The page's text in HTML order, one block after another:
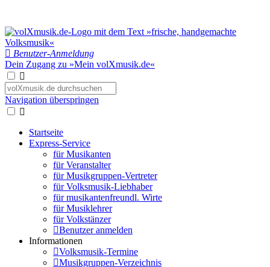
Benutzer-Anmeldung
Dein Zugang zu »Mein volXmusik.de«
Navigation überspringen
Startseite
Express-Service
für Musikanten
für Veranstalter
für Musikgruppen-Vertreter
für Volksmusik-Liebhaber
für musikantenfreundl. Wirte
für Musiklehrer
für Volkstänzer
Benutzer anmelden
Informationen
Volksmusik-Termine
Musikgruppen-Verzeichnis